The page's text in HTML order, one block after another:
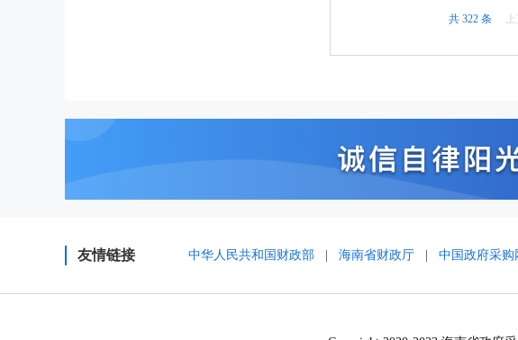
共 322 条
友情链接 中华人民共和国财政部 海南省财政厅 中国政府采购